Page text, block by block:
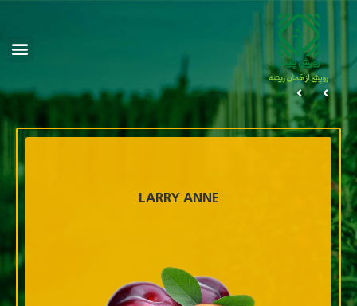
LARRY ANNE